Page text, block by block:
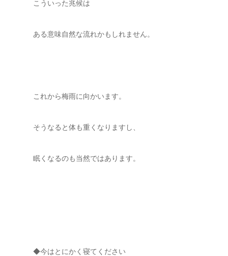
こういった兆候は
ある意味自然な流れかもしれません。
これから梅雨に向かいます。
そうなると体も重くなりますし、
眠くなるのも当然ではあります。
◆今はとにかく寝てください